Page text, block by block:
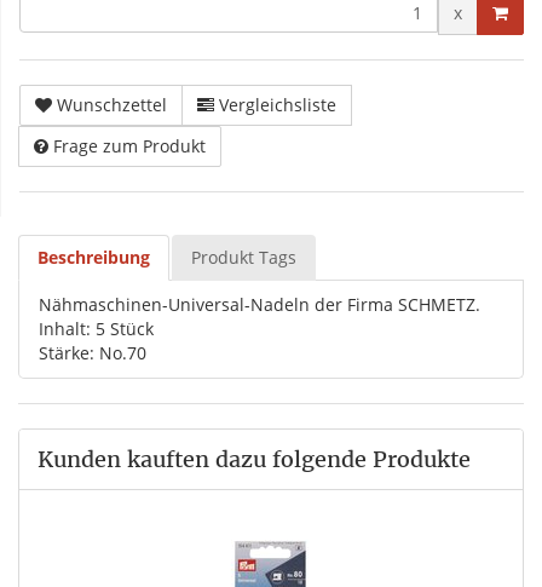
x
Wunschzettel
Vergleichsliste
Frage zum Produkt
Beschreibung Produkt Tags
Nähmaschinen-Universal-Nadeln der Firma SCHMETZ.
Inhalt: 5 Stück
Stärke: No.70
Kunden kauften dazu folgende Produkte